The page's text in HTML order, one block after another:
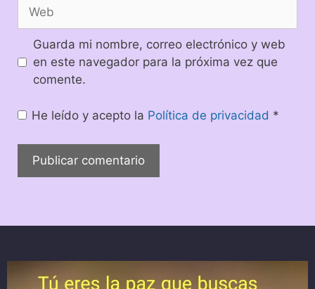
Guarda mi nombre, correo electrónico y web
en este navegador para la próxima vez que
comente.
He leído y acepto la Política de privacidad *